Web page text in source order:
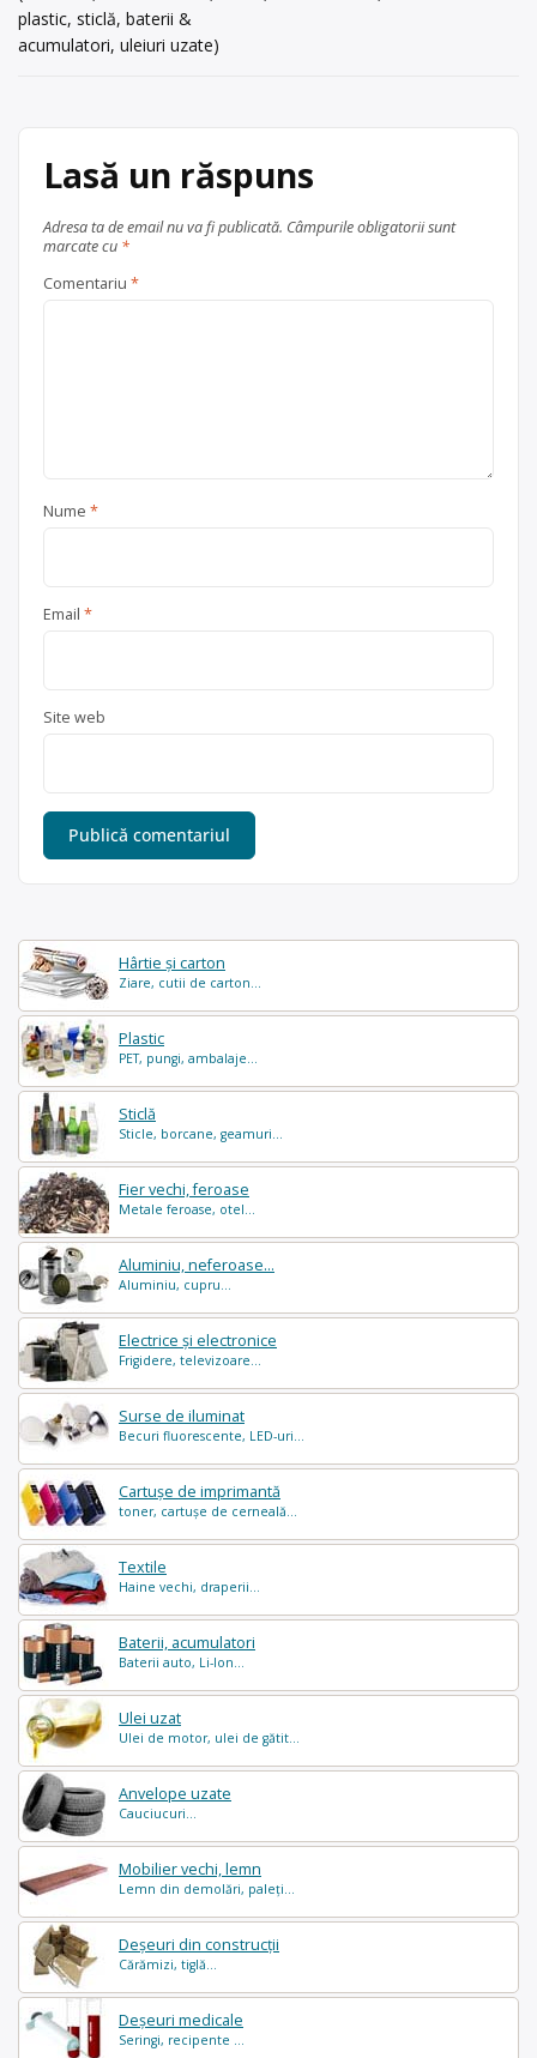
Hârtie și carton
Ziare, cutii de carton...
Plastic
PET, pungi, ambalaje...
Sticlă
Sticle, borcane, geamuri...
Fier vechi, feroase
Metale feroase, otel...
Aluminiu, neferoase...
Aluminiu, cupru...
Electrice și electronice
Frigidere, televizoare...
Surse de iluminat
Becuri fluorescente, LED-uri...
Cartușe de imprimantă
toner, cartușe de cerneală...
Textile
Haine vechi, draperii...
Baterii, acumulatori
Baterii auto, Li-Ion...
Ulei uzat
Ulei de motor, ulei de gătit...
Anvelope uzate
Cauciucuri...
Mobilier vechi, lemn
Lemn din demolări, paleți...
Deșeuri din construcții
Cărămizi, tiglă...
Deșeuri medicale
Seringi, recipente ...
adresa: Baia Mare, str. Europa, nr. 21
– 23, hala 3, spatiul 1, […]
județul Maramureș
acum 3 ani
0744 781 781
în
articole
plastic, sticlă, baterii &
acumulatori, uleiuri uzate)
Lasă un răspuns
Adresa ta de email nu va fi publicată. Câmpurile obligatorii sunt
marcate cu *
Comentariu *
Nume *
Email *
Site web